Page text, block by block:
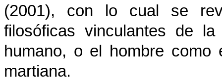
(2001), con lo cual se
filosóficas vinculantes de
humano, o el hombre
martiana.